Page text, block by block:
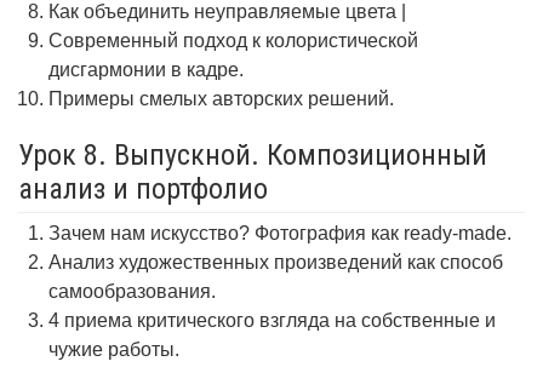
Как объединить неуправляемые цвета |
Современный подход к колористической
дисгармонии в кадре.
Примеры смелых авторских решений.
Урок 8. Выпускной. Композиционный
анализ и портфолио
Зачем нам искусство? Фотография как ready-made.
Анализ художественных произведений как способ
самообразования.
4 приема критического взгляда на собственные и
чужие работы.